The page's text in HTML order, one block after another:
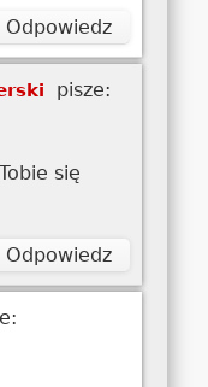
Odpowiedz
pisze:
się
Odpowiedz